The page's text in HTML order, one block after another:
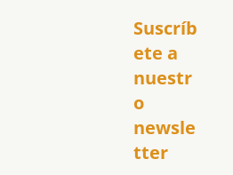
Suscríb
ete a
nuestr
o
newsle
tter